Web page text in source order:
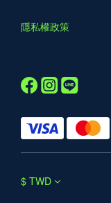
隱私權政策
$ TWD